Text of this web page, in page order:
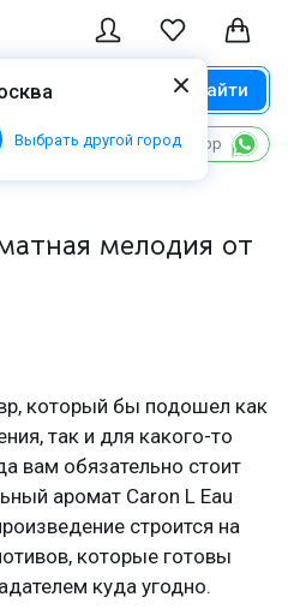
Выбрать другой город
Найти
Написать в WhatsApp
мелодия от
который бы подошел как
так и для какого-то
вам обязательно стоит
аромат Caron L Eau
строится на
которые готовы
куда угодно.